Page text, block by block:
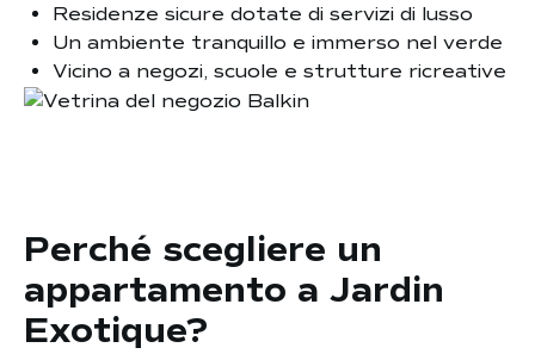
Residenze sicure dotate di servizi di lusso
Un ambiente tranquillo e immerso nel verde
Vicino a negozi, scuole e strutture ricreative
Perché scegliere un
appartamento a Jardin
Exotique?